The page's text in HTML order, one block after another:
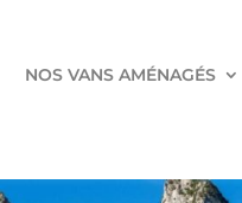
NOS VANS AMÉNAGÉS